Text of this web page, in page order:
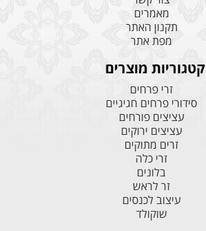
מאמרים
תקנון האתר
מפת אתר
קטגוריות מוצרים
זרי פרחים
סידורי פרחים חגיגיים
עציצים פורחים
עציצים ירוקים
זרים מתוקים
זרי כלה
בלונים
זר לראש
עיצוב לכנסים
שוקולד